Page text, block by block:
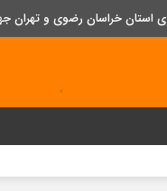
استان خراسان رضوی و